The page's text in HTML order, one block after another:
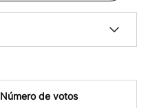
Número de votos